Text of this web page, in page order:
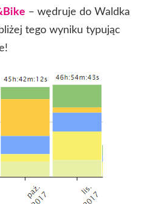
– wędruje do Waldka
tego wyniku typując